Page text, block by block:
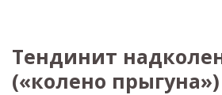
Тендинит
(«колено прыгуна»)